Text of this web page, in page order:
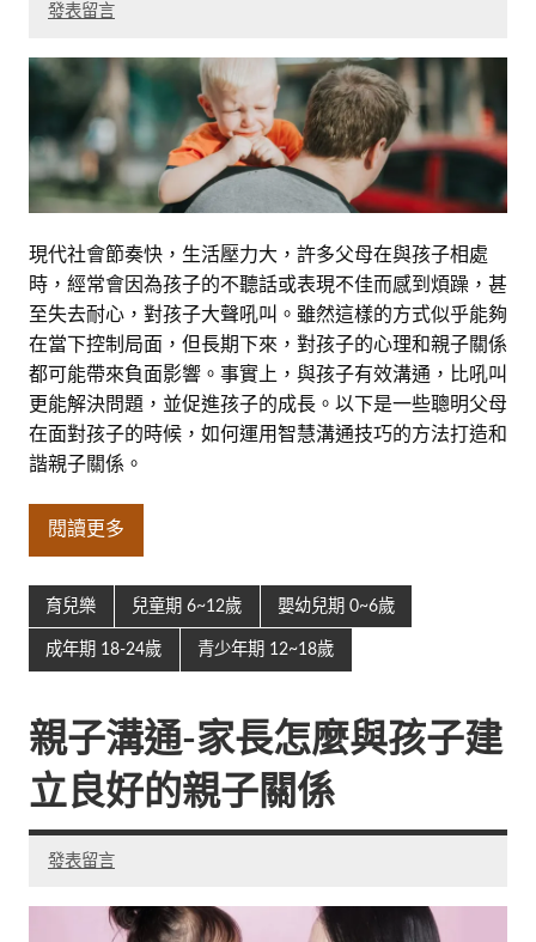
發表留言
現代社會節奏快，生活壓力大，許多父母在與孩子相處
時，經常會因為孩子的不聽話或表現不佳而感到煩躁，甚
至失去耐心，對孩子大聲吼叫。雖然這樣的方式似乎能夠
在當下控制局面，但長期下來，對孩子的心理和親子關係
都可能帶來負面影響。事實上，與孩子有效溝通，比吼叫
更能解決問題，並促進孩子的成長。以下是一些聰明父母
在面對孩子的時候，如何運用智慧溝通技巧的方法打造和
諧親子關係。
閱讀更多
育兒樂 兒童期 6~12歲 嬰幼兒期 0~6歲
成年期 18-24歲 青少年期 12~18歲
親子溝通-家長怎麼與孩子建
立良好的親子關係
發表留言